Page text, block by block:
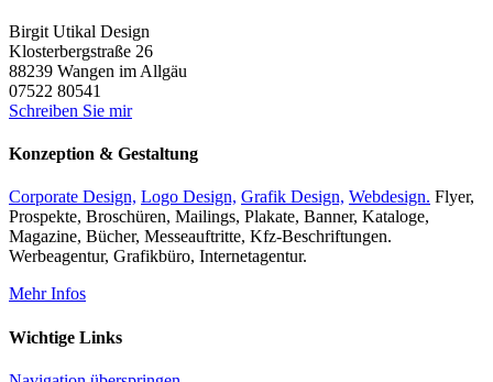
Birgit Utikal Design
Klosterbergstraße 26
88239 Wangen im Allgäu
07522 80541
Schreiben Sie mir
Konzeption & Gestaltung
Corporate Design, Logo Design, Grafik Design, Webdesign. Flyer,
Prospekte, Broschüren, Mailings, Plakate, Banner, Kataloge,
Magazine, Bücher, Messeauftritte, Kfz-Beschriftungen.
Werbeagentur, Grafikbüro, Internetagentur.
Mehr Infos
Wichtige Links